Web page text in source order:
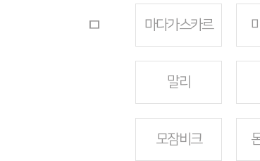
ㅁ 마다가스카르
말리
모잠비크